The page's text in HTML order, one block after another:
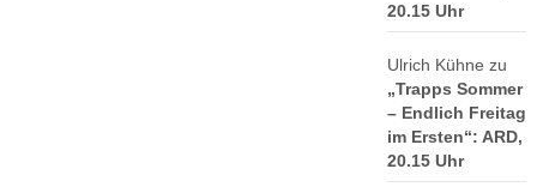
20.15 Uhr
Ulrich Kühne zu
„Trapps Sommer
– Endlich Freitag
im Ersten“: ARD,
20.15 Uhr